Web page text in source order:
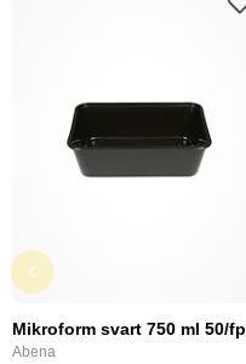
Mikroform svart 750 ml 50/fp
Abena